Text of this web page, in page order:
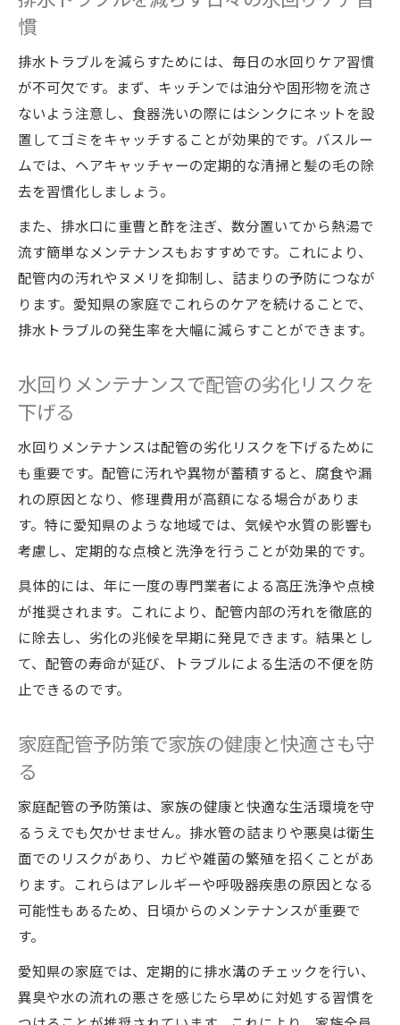
慣
排水トラブルを減らすためには、毎日の水回りケア習慣
が不可欠です。まず、キッチンでは油分や固形物を流さ
ないよう注意し、食器洗いの際にはシンクにネットを設
置してゴミをキャッチすることが効果的です。バスルー
ムでは、ヘアキャッチャーの定期的な清掃と髪の毛の除
去を習慣化しましょう。
また、排水口に重曹と酢を注ぎ、数分置いてから熱湯で
流す簡単なメンテナンスもおすすめです。これにより、
配管内の汚れやヌメリを抑制し、詰まりの予防につなが
ります。愛知県の家庭でこれらのケアを続けることで、
排水トラブルの発生率を大幅に減らすことができます。
水回りメンテナンスで配管の劣化リスクを
下げる
水回りメンテナンスは配管の劣化リスクを下げるために
も重要です。配管に汚れや異物が蓄積すると、腐食や漏
れの原因となり、修理費用が高額になる場合がありま
す。特に愛知県のような地域では、気候や水質の影響も
考慮し、定期的な点検と洗浄を行うことが効果的です。
具体的には、年に一度の専門業者による高圧洗浄や点検
が推奨されます。これにより、配管内部の汚れを徹底的
に除去し、劣化の兆候を早期に発見できます。結果とし
て、配管の寿命が延び、トラブルによる生活の不便を防
止できるのです。
家庭配管予防策で家族の健康と快適さも守
る
家庭配管の予防策は、家族の健康と快適な生活環境を守
るうえでも欠かせません。排水管の詰まりや悪臭は衛生
面でのリスクがあり、カビや雑菌の繁殖を招くことがあ
ります。これらはアレルギーや呼吸器疾患の原因となる
可能性もあるため、日頃からのメンテナンスが重要で
す。
愛知県の家庭では、定期的に排水溝のチェックを行い、
異臭や水の流れの悪さを感じたら早めに対処する習慣を